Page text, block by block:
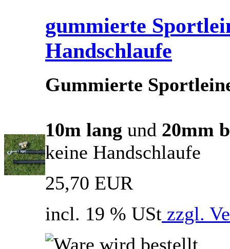
gummierte
Handschlaufe
Gummierte
10m lang und 20mm
keine Handschlaufe
25,70 EUR
incl. 19 % USt zzgl.